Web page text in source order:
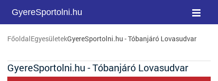
GyereSportolni.hu
FőoldalEgyesületekGyereSportolni.hu - Tóbanjáró Lovasudvar
GyereSportolni.hu - Tóbanjáró Lovasudvar